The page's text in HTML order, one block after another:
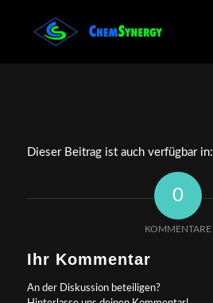
Dieser Beitrag ist auch verfügbar in:
0
KOMMENTARE
Ihr Kommentar
An der Diskussion beteiligen?